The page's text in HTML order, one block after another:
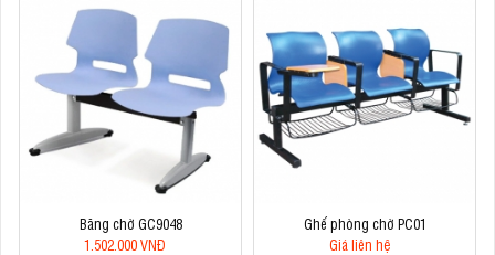
Băng chờ GC9048
1.502.000 VNĐ
Ghế phòng chờ PC01
Giá liên hệ